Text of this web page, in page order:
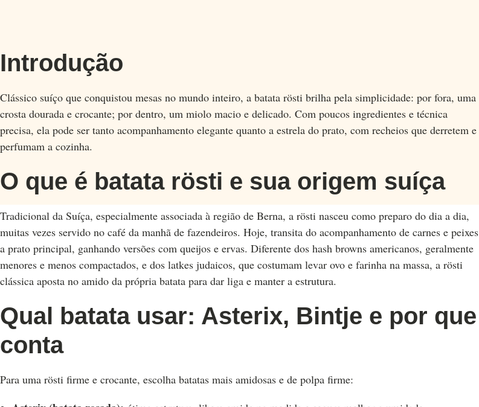
Introdução
Clássico suíço que conquistou mesas no mundo inteiro, a batata rösti brilha pela simplicidade: por fora, uma
crosta dourada e crocante; por dentro, um miolo macio e delicado. Com poucos ingredientes e técnica
precisa, ela pode ser tanto acompanhamento elegante quanto a estrela do prato, com recheios que derretem e
perfumam a cozinha.
O que é batata rösti e sua origem suíça
Tradicional da Suíça, especialmente associada à região de Berna, a rösti nasceu como preparo do dia a dia,
muitas vezes servido no café da manhã de fazendeiros. Hoje, transita do acompanhamento de carnes e peixes
a prato principal, ganhando versões com queijos e ervas. Diferente dos hash browns americanos, geralmente
menores e menos compactados, e dos latkes judaicos, que costumam levar ovo e farinha na massa, a rösti
clássica aposta no amido da própria batata para dar liga e manter a estrutura.
Qual batata usar: Asterix, Bintje e por que
conta
Para uma rösti firme e crocante, escolha batatas mais amidosas e de polpa firme: